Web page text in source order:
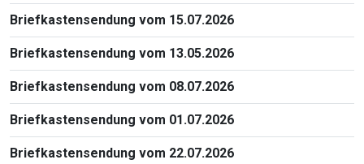
Briefkastensendung vom 15.07.2026
Briefkastensendung vom 13.05.2026
Briefkastensendung vom 08.07.2026
Briefkastensendung vom 01.07.2026
Briefkastensendung vom 22.07.2026